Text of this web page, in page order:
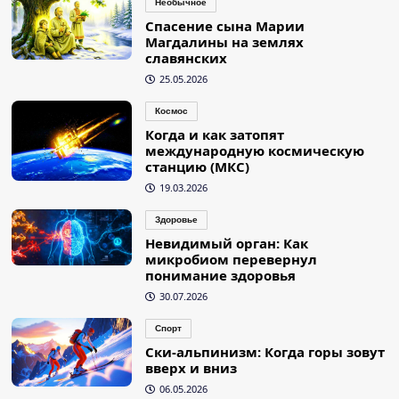
Необычное
Спасение сына Марии
Магдалины на землях
славянских
25.05.2026
Космос
Когда и как затопят
международную космическую
станцию (МКС)
19.03.2026
Здоровье
Невидимый орган: Как
микробиом перевернул
понимание здоровья
30.07.2026
Спорт
Ски-альпинизм: Когда горы зовут
вверх и вниз
06.05.2026